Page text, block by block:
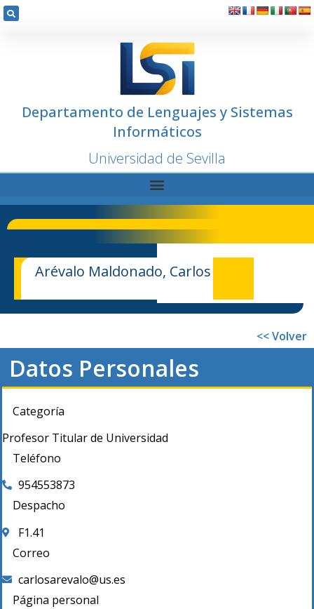
Departamento de Lenguajes y Sistemas
Informáticos
Universidad de Sevilla
Arévalo Maldonado, Carlos
<< Volver
Datos Personales
Categoría
Profesor Titular de Universidad
Teléfono
954553873
Despacho
F1.41
Correo
carlosarevalo@us.es
Página personal